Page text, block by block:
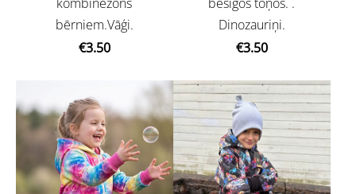
bērniem.Vāģi.
€3.50
Dinozauriņi.
€3.50